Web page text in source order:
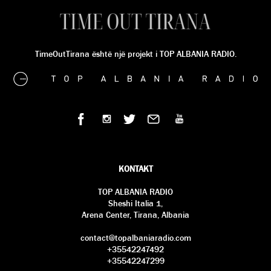
TimeOutTirana është një projekt i TOP ALBANIA RADIO.
KONTAKT
TOP ALBANIA RADIO
Sheshi Italia 1,
Arena Center, Tirana, Albania
contact@topalbaniaradio.com
+35542247492
+35542247299